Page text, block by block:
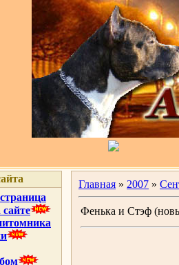
Главная » 2007 »
Фенька и Стэф